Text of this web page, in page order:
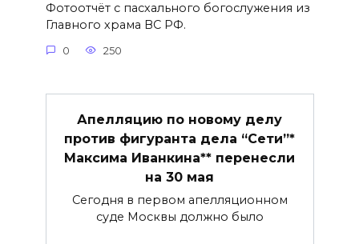
Фотоотчёт с пасхального богослужения из
Главного храма ВС РФ.
0 250
Апелляцию по новому делу
против фигуранта дела “Сети”*
Максима Иванкина** перенесли
на 30 мая
Сегодня в первом апелляционном
суде Москвы должно было